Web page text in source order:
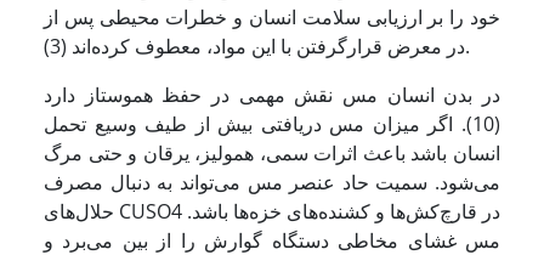
خود را بر ارزیابی سلامت انسان و خطرات محیطی پس از
در معرض قرارگرفتن با این مواد، معطوف کرده‌اند (3).
در بدن انسان مس نقش مهمی در حفظ هموستاز دارد
(10). اگر میزان مس دریافتی بیش از طیف وسیع تحمل
انسان باشد باعث اثرات سمی، همولیز، یرقان و حتی مرگ
می‌شود. سمیت حاد عنصر مس می‌تواند به دنبال مصرف
حلال‌های CUSO4 در قارچ‌کش‌ها و کشنده‌های خزه‌ها باشد.
مس غشای مخاطی دستگاه گوارش را از بین می‌برد و